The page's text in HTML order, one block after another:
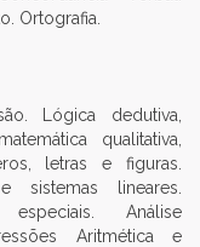
Ortografia.
Lógica dedutiva,
qualitativa,
letras e figuras.
sistemas lineares.
especiais. Análise
Aritmética e